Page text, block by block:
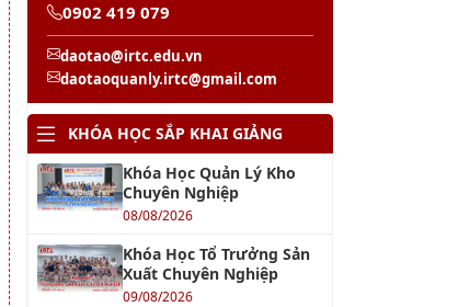
0902 419 079
daotao@irtc.edu.vn
daotaoquanly.irtc@gmail.com
KHÓA HỌC SẮP KHAI GIẢNG
Khóa Học Quản Lý Kho
Chuyên Nghiệp
08/08/2026
Khóa Học Tổ Trưởng Sản
Xuất Chuyên Nghiệp
09/08/2026